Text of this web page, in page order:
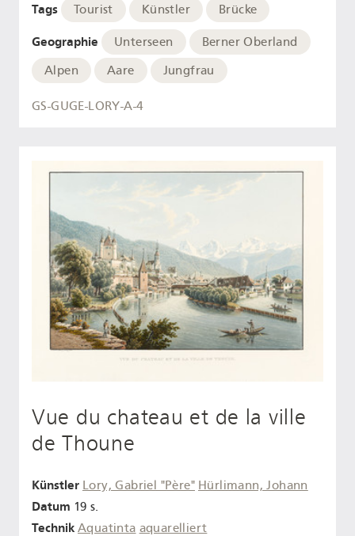
Tags Tourist Künstler Brücke
Geographie Unterseen
Berner Oberland
Alpen
Aare Jungfrau
GS-GUGE-LORY-A-4
Vue du chateau et de la ville
de Thoune
Künstler Lory, Gabriel "Père" Hürlimann, Johann
Datum 19 s.
Technik Aquatinta aquarelliert